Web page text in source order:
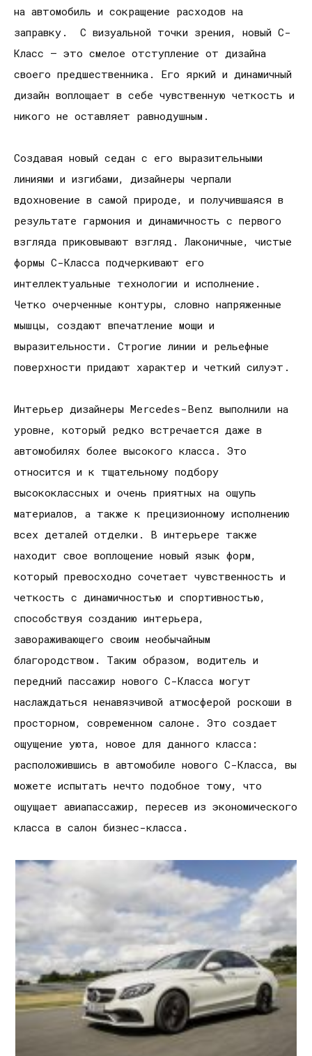
на автомобиль и сокращение расходов на
заправку. С визуальной точки зрения, новый C-
Класс – это смелое отступление от дизайна
своего предшественника. Его яркий и динамичный
дизайн воплощает в себе чувственную четкость и
никого не оставляет равнодушным.
Создавая новый седан с его выразительными
линиями и изгибами, дизайнеры черпали
вдохновение в самой природе, и получившаяся в
результате гармония и динамичность с первого
взгляда приковывают взгляд. Лаконичные, чистые
формы С-Класса подчеркивают его
интеллектуальные технологии и исполнение.
Четко очерченные контуры, словно напряженные
мышцы, создают впечатление мощи и
выразительности. Строгие линии и рельефные
поверхности придают характер и четкий силуэт.
Интерьер дизайнеры Mercedes-Benz выполнили на
уровне, который редко встречается даже в
автомобилях более высокого класса. Это
относится и к тщательному подбору
высококлассных и очень приятных на ощупь
материалов, а также к прецизионному исполнению
всех деталей отделки. В интерьере также
находит свое воплощение новый язык форм,
который превосходно сочетает чувственность и
четкость с динамичностью и спортивностью,
способствуя созданию интерьера,
завораживающего своим необычайным
благородством. Таким образом, водитель и
передний пассажир нового С-Класса могут
наслаждаться ненавязчивой атмосферой роскоши в
просторном, современном салоне. Это создает
ощущение уюта, новое для данного класса:
расположившись в автомобиле нового С-Класса, вы
можете испытать нечто подобное тому, что
ощущает авиапассажир, пересев из экономического
класса в салон бизнес-класса.